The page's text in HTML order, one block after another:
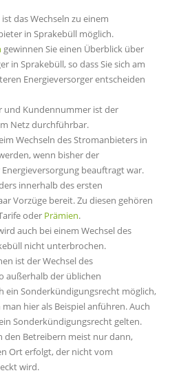
das Wechseln zu einem
in Sprakebüll möglich.
gewinnen Sie einen Überblick über
in Sprakebüll, so dass Sie sich am
Energieversorger entscheiden
und Kundennummer ist der
Netz durchführbar.
Wechseln des Stromanbieters in
wenn bisher der
beauftragt war.
innerhalb des ersten
Vorzüge bereit. Zu diesen gehören
oder Prämien.
auch bei einem Wechsel des
nicht unterbrochen.
ist der Wechsel des
außerhalb der üblichen
ein Sonderkündigungsrecht möglich,
hier als Beispiel anführen. Auch
Sonderkündigungsrecht gelten.
den Betreibern meist nur dann,
Ort erfolgt, der nicht vom
wird.